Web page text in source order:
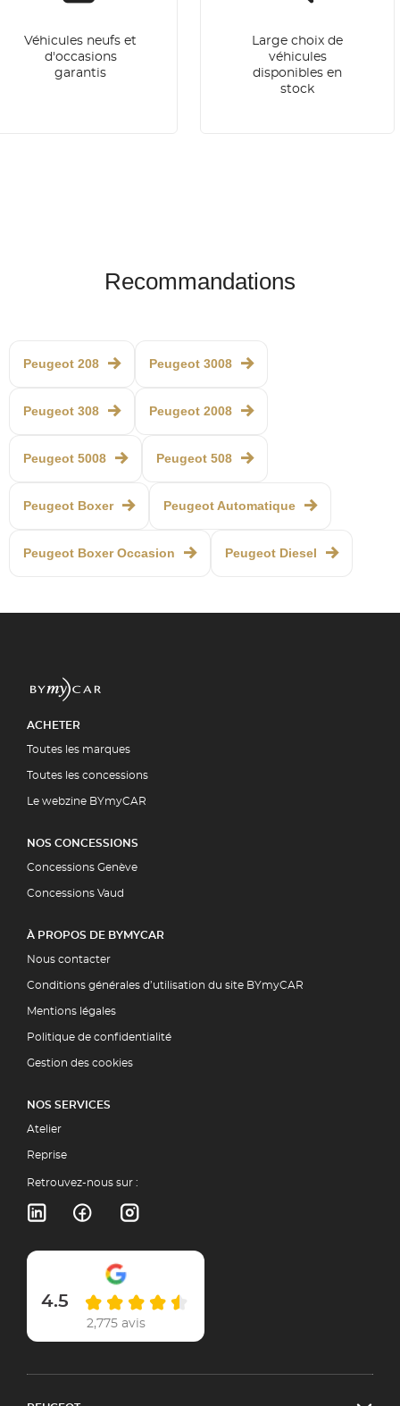
Véhicules neufs et
d'occasions
garantis
Large choix de
véhicules
disponibles en
stock
Recommandations
Peugeot 208 Peugeot 3008
Peugeot 308 Peugeot 2008
Peugeot 5008 Peugeot 508
Peugeot Boxer Peugeot Automatique
Peugeot Boxer Occasion Peugeot Diesel
ACHETER
Toutes les marques
Toutes les concessions
Le webzine BYmyCAR
NOS CONCESSIONS
Concessions Genève
Concessions Vaud
À PROPOS DE BYMYCAR
Nous contacter
Conditions générales d’utilisation du site BYmyCAR
Mentions légales
Politique de confidentialité
Gestion des cookies
NOS SERVICES
Atelier
Reprise
Retrouvez-nous sur :
4.5
2,775 avis